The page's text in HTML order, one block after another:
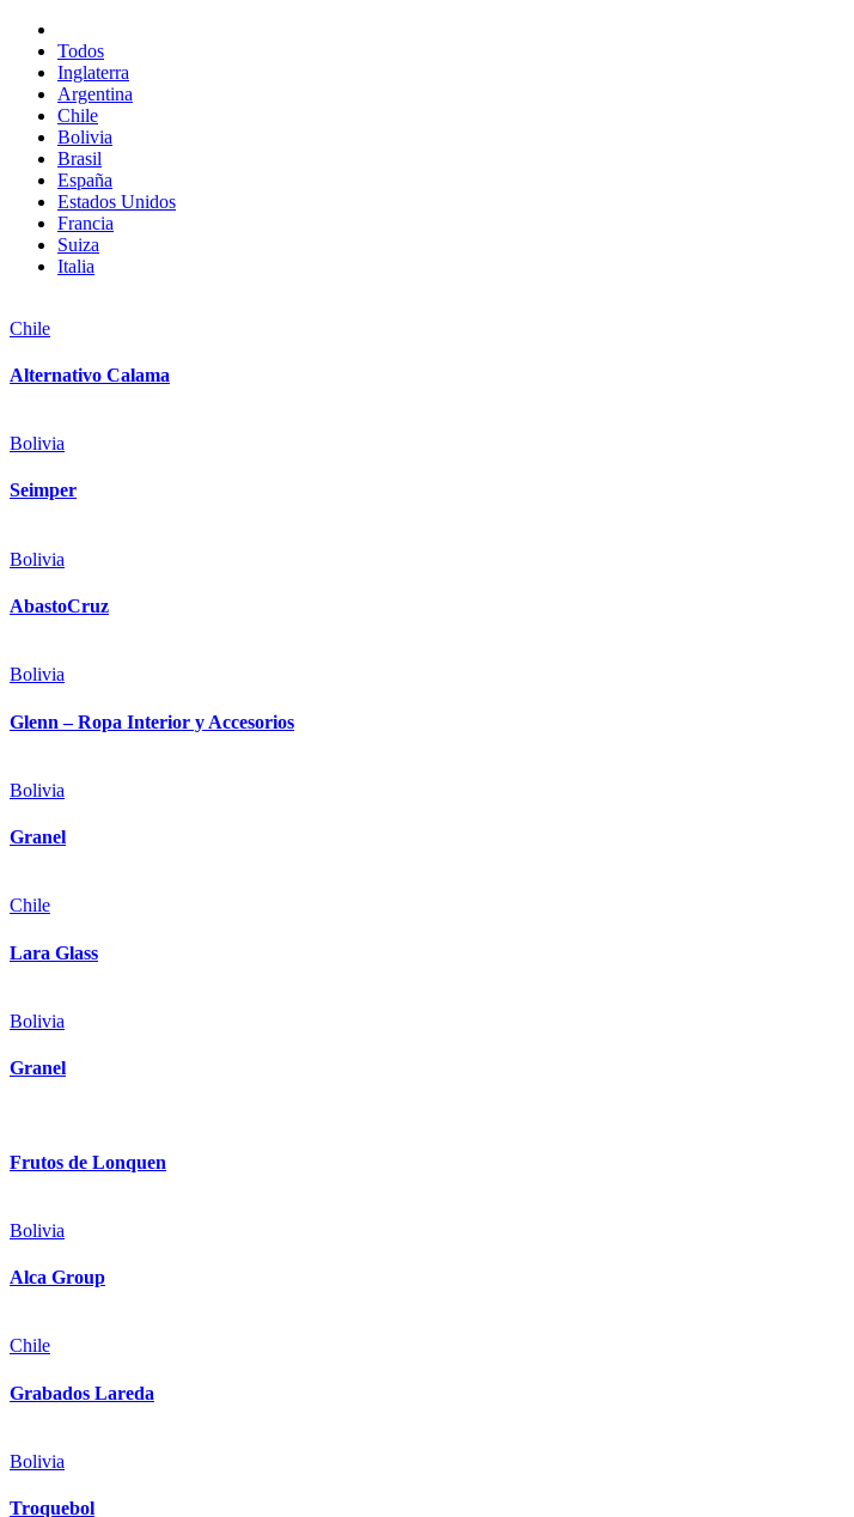
Todos
Inglaterra
Argentina
Chile
Bolivia
Brasil
España
Estados Unidos
Francia
Suiza
Italia
Chile
Alternativo Calama
Bolivia
Seimper
Bolivia
AbastoCruz
Bolivia
Glenn – Ropa Interior y Accesorios
Bolivia
Granel
Chile
Lara Glass
Bolivia
Granel
Frutos de Lonquen
Bolivia
Alca Group
Chile
Grabados Lareda
Bolivia
Troquebol